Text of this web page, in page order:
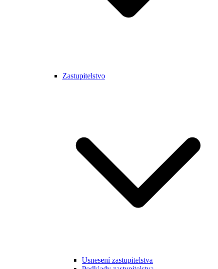
Zastupitelstvo
Usnesení zastupitelstva